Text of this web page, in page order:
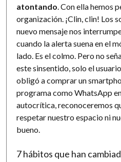
atontando. Con ella hemos
organización. ¡Clin, clin! Los
nuevo mensaje nos
cuando la alerta suena en el
lado. Es el colmo. Pero no
este sinsentido, solo el
obligó a comprar un
programa como WhatsApp
autocrítica, reconoceremos
respetar nuestro espacio ni
bueno.
7 hábitos que han